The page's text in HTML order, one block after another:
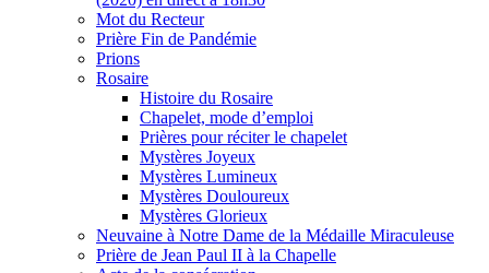
Mot du Recteur
Prière Fin de Pandémie
Prions
Rosaire
Histoire du Rosaire
Chapelet, mode d’emploi
Prières pour réciter le chapelet
Mystères Joyeux
Mystères Lumineux
Mystères Douloureux
Mystères Glorieux
Neuvaine à Notre Dame de la Médaille Miraculeuse
Prière de Jean Paul II à la Chapelle